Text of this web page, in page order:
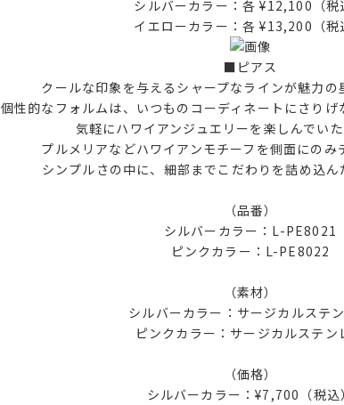
シルバーカラー：各 ¥12,100（税
イエローカラー：各 ¥13,200（税
■ピアス
クールな印象を与えるシャープなラインが魅力の
個性的なフォルムは、いつものコーディネートにさりげ
気軽にハワイアンジュエリーを楽しんでいた
プルメリアなどハワイアンモチーフを側面にのみ
シンプルさの中に、細部までこだわりを詰め込ん
（品番）
シルバーカラー：L-PE8021
ピンクカラー：L-PE8022
（素材）
シルバーカラー：サージカルステ
ピンクカラー：サージカルステン
（価格）
シルバーカラー：¥7,700（税込